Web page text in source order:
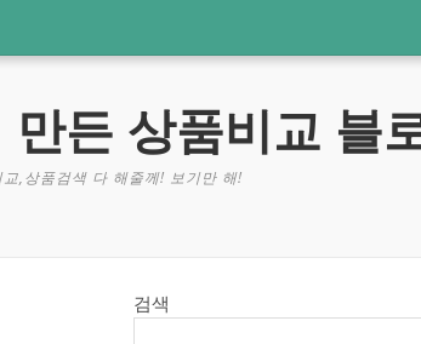
든 상품비교 블
,상품검색 다 해줄께! 보기만 해!
검색